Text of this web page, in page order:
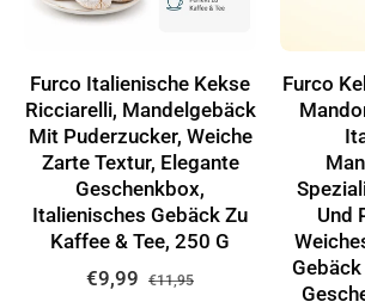
Furco Italienische Kekse
Ricciarelli, Mandelgebäck
Mit Puderzucker, Weiche
Zarte Textur, Elegante
Geschenkbox,
Italienisches Gebäck Zu
Kaffee & Tee, 250 G
Normaler
€9,99 €11,95Sonderpreis
Furco
Und